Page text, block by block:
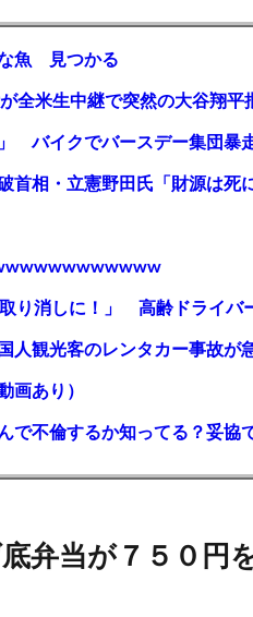
な魚 見つかる
wwwwwwwwwwww
画あり）
弁当が７５０円